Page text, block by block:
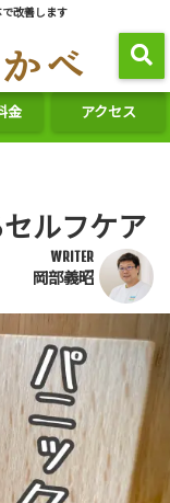
改善します
金 アクセス
ルフケア
WRITER
岡部義昭